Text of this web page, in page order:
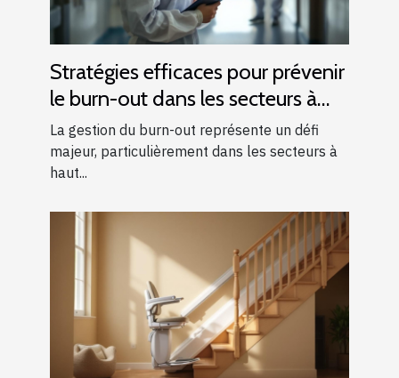
Stratégies efficaces pour prévenir
le burn-out dans les secteurs à
haut risque
La gestion du burn-out représente un défi
majeur, particulièrement dans les secteurs à
haut...